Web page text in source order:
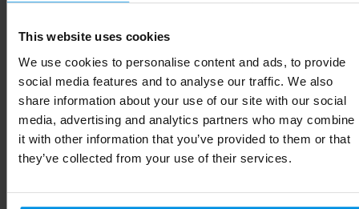
This website uses cookies
We use cookies to personalise content and ads, to provide
social media features and to analyse our traffic. We also
share information about your use of our site with our social
media, advertising and analytics partners who may combine
it with other information that you’ve provided to them or that
they’ve collected from your use of their services.
Lengte 50 cm
Gerelateerde producten